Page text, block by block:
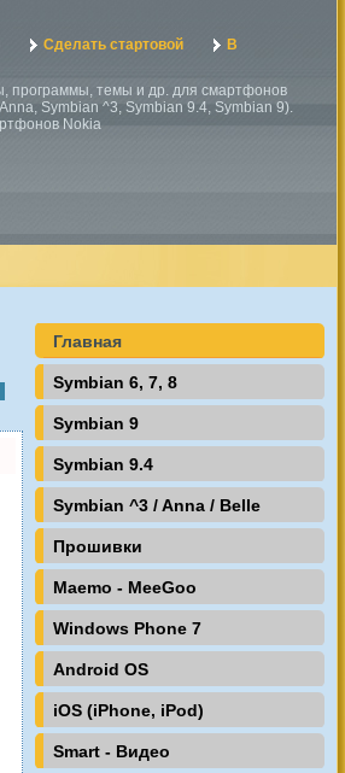
Сделать стартовой
В
программы, темы и др. для смартфонов
Symbian ^3, Symbian 9.4, Symbian 9).
Nokia
Главная
Symbian 6, 7, 8
Symbian 9
Symbian 9.4
Symbian ^3 / Anna / Belle
Прошивки
Maemo - MeeGoo
Windows Phone 7
Android OS
iOS (iPhone, iPod)
Smart - Видео